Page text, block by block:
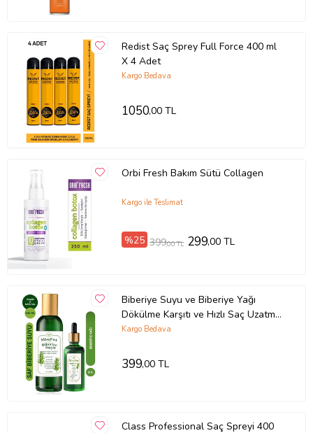
Redist Saç Sprey Full Force 400 ml
X 4 Adet
Kargo Bedava
1050,00 TL
Orbi Fresh Bakım Sütü Collagen
Kargo ile Teslimat
%25 399,00 TL 299,00 TL
Biberiye Suyu ve Biberiye Yağı
Dökülme Karşıtı ve Hızlı Saç Uzatma
Etkili
Kargo Bedava
399,00 TL
Class Professional Saç Spreyi 400